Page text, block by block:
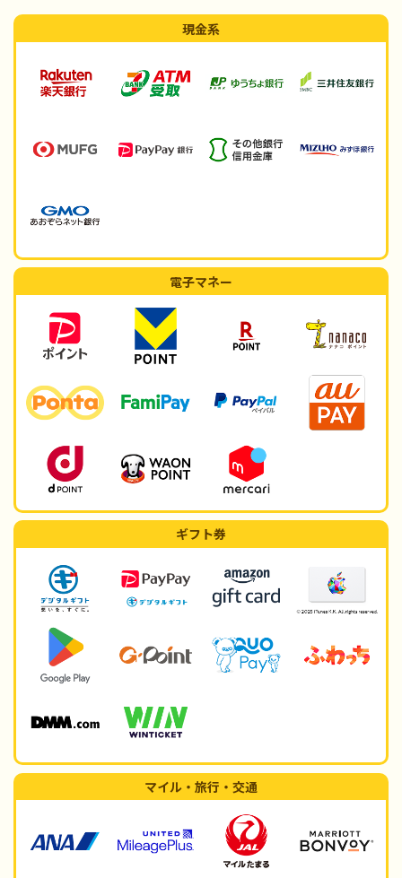
現金系
電子マネー
ギフト券
マイル・旅行・交通